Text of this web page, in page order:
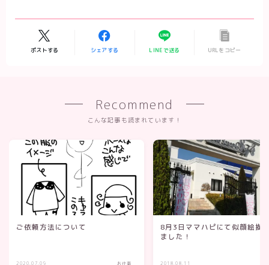
ポストする シェアする LINEで送る URLをコピー
Recommend
こんな記事も読まれています！
ご依頼方法について
2020.07.09 お仕事
8月3日ママハピにて似顔絵描
ました！
2018.08.11